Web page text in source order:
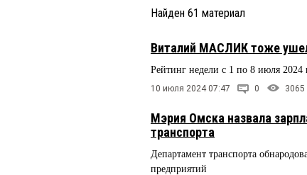
Найден 61 материал
Виталий МАСЛИК тоже ушел
Рейтинг недели с 1 по 8 июля 2024
10 июля 2024 07:47 0 3065
Мэрия Омска назвала
транспорта
Департамент транспорта
предприятий